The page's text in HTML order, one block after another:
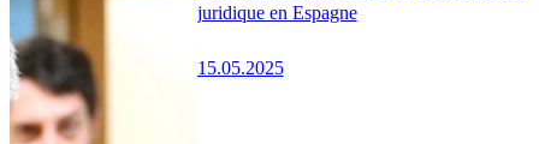
juridique en Espagne
15.05.2025